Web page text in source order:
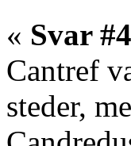
« Svar
Cantref
steder,